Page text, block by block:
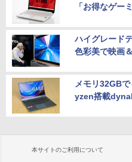
「お得なゲー
ハイグレード
色彩美で映画
メモリ32GB
yzen搭載
本サイトのご利用について